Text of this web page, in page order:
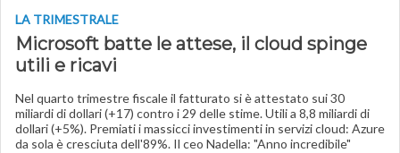
LA TRIMESTRALE
Microsoft batte le attese, il cloud spinge
utili e ricavi
Nel quarto trimestre fiscale il fatturato si è attestato sui 30
miliardi di dollari (+17) contro i 29 delle stime. Utili a 8,8 miliardi di
dollari (+5%). Premiati i massicci investimenti in servizi cloud: Azure
da sola è cresciuta dell'89%. Il ceo Nadella: "Anno incredibile"